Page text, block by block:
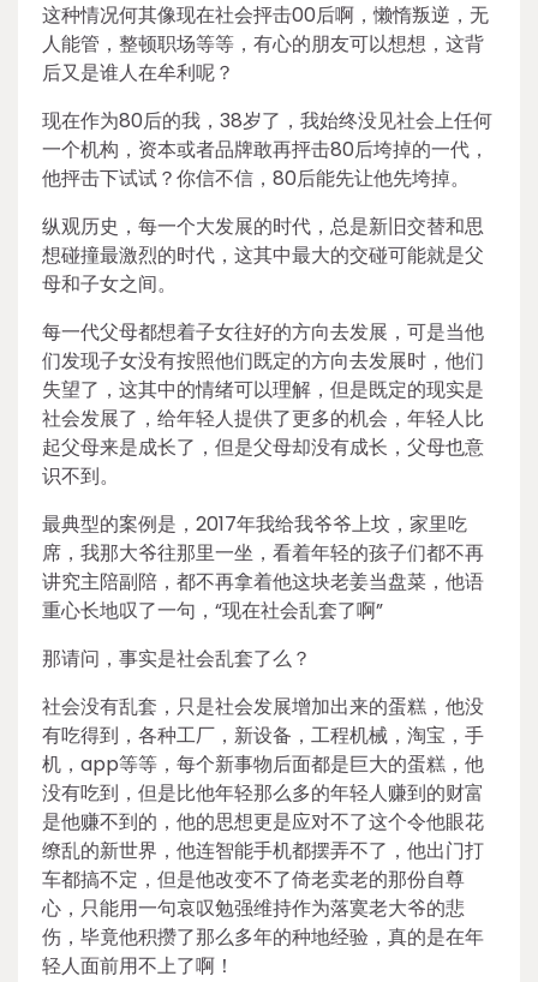
这种情况何其像现在社会抨击00后啊，懒惰叛逆，无
人能管，整顿职场等等，有心的朋友可以想想，这背
后又是谁人在牟利呢？
现在作为80后的我，38岁了，我始终没见社会上任何
一个机构，资本或者品牌敢再抨击80后垮掉的一代，
他抨击下试试？你信不信，80后能先让他先垮掉。
纵观历史，每一个大发展的时代，总是新旧交替和思
想碰撞最激烈的时代，这其中最大的交碰可能就是父
母和子女之间。
每一代父母都想着子女往好的方向去发展，可是当他
们发现子女没有按照他们既定的方向去发展时，他们
失望了，这其中的情绪可以理解，但是既定的现实是
社会发展了，给年轻人提供了更多的机会，年轻人比
起父母来是成长了，但是父母却没有成长，父母也意
识不到。
最典型的案例是，2017年我给我爷爷上坟，家里吃
席，我那大爷往那里一坐，看着年轻的孩子们都不再
讲究主陪副陪，都不再拿着他这块老姜当盘菜，他语
重心长地叹了一句，“现在社会乱套了啊”
那请问，事实是社会乱套了么？
社会没有乱套，只是社会发展增加出来的蛋糕，他没
有吃得到，各种工厂，新设备，工程机械，淘宝，手
机，app等等，每个新事物后面都是巨大的蛋糕，他
没有吃到，但是比他年轻那么多的年轻人赚到的财富
是他赚不到的，他的思想更是应对不了这个令他眼花
缭乱的新世界，他连智能手机都摆弄不了，他出门打
车都搞不定，但是他改变不了倚老卖老的那份自尊
心，只能用一句哀叹勉强维持作为落寞老大爷的悲
伤，毕竟他积攒了那么多年的种地经验，真的是在年
轻人面前用不上了啊！